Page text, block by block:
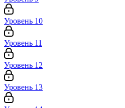
Уровень 10
Уровень 11
Уровень 12
Уровень 13